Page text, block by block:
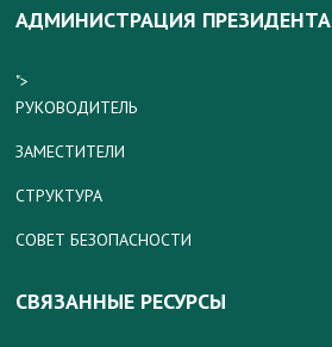
АДМИНИСТРАЦИЯ ПРЕЗИДЕНТА
">
РУКОВОДИТЕЛЬ
ЗАМЕСТИТЕЛИ
СТРУКТУРА
СОВЕТ БЕЗОПАСНОСТИ
СВЯЗАННЫЕ РЕСУРСЫ